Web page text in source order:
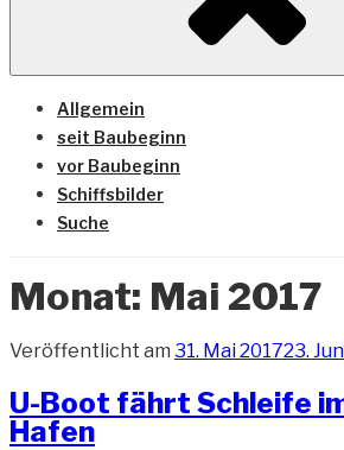
Allgemein
seit Baubeginn
vor Baubeginn
Schiffsbilder
Suche
Monat: Mai 2017
Veröffentlicht am 31. Mai 201723.
U-Boot fährt Schleife
Hafen